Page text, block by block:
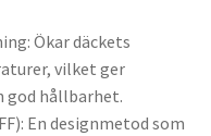
Ökar däckets
vilket ger
god hållbarhet.
En designmetod som